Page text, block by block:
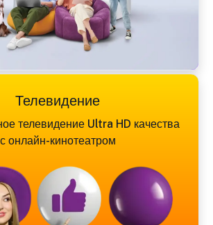
Телевидение
телевидение Ultra HD качества
с онлайн-кинотеатром